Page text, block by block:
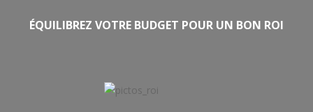
ÉQUILIBREZ VOTRE BUDGET POUR UN BON ROI